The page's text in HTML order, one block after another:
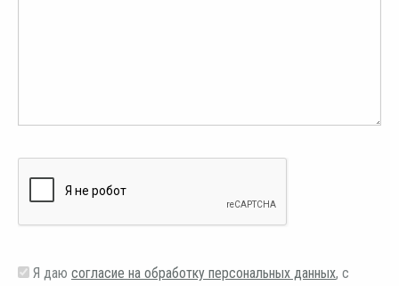
Я даю согласие на обработку персональных данных, с